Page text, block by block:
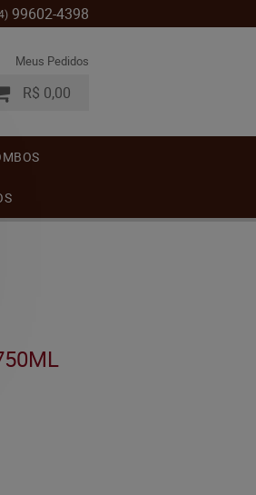
99602-4398
Meus Pedidos
R$ 0,00